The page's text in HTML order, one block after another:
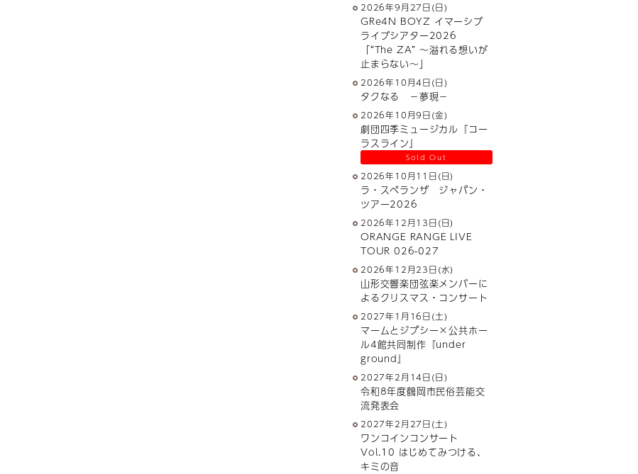
2026年9月27日(日)
GRe4N BOYZ イマーシブ
ライブシアター2026
「“The ZA” 〜溢れる想いが
止まらない〜」
2026年10月4日(日)
タクなる －夢現－
2026年10月9日(金)
劇団四季ミュージカル『コー
ラスライン』
Sold Out
2026年10月11日(日)
ラ・スペランザ ジャパン・
ツアー2026
2026年12月13日(日)
ORANGE RANGE LIVE
TOUR 026-027
2026年12月23日(水)
山形交響楽団弦楽メンバーに
よるクリスマス・コンサート
2027年1月16日(土)
マームとジプシー×公共ホー
ル4館共同制作『under
ground』
2027年2月14日(日)
令和8年度鶴岡市民俗芸能交
流発表会
2027年2月27日(土)
ワンコインコンサート
Vol.10 はじめてみつける、
キミの音